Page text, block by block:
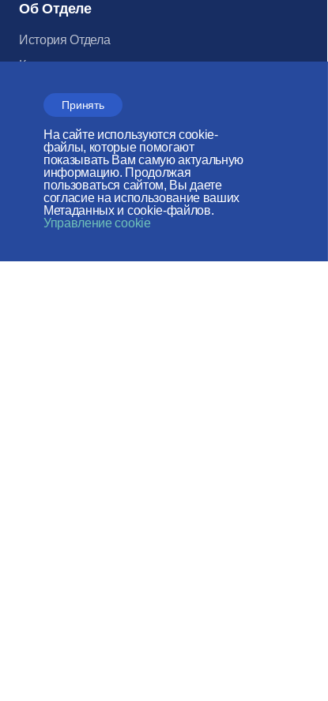
Принять
На сайте используются cookie-
файлы, которые помогают
показывать Вам самую актуальную
информацию. Продолжая
пользоваться сайтом, Вы даете
согласие на использование ваших
Метаданных и cookie-файлов.
Управление cookie
Об Отделе
История Отдела
Контакты
Поздравления и
Документы
Соцсети
Архив